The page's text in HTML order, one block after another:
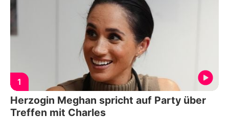
1
Herzogin Meghan spricht auf Party über
Treffen mit Charles